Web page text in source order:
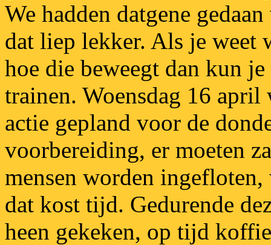
We hadden datgene
dat liep lekker. Als je weet
hoe die beweegt dan kun
trainen. Woensdag 16 april
actie gepland voor de
voorbereiding, er moeten
mensen worden
dat kost tijd. Gedurende
heen gekeken, op tijd